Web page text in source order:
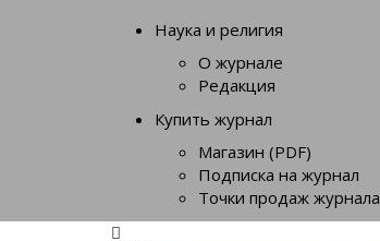
Наука и религия
О журнале
Редакция
Купить журнал
Магазин (PDF)
Подписка на журнал
Точки продаж журнала